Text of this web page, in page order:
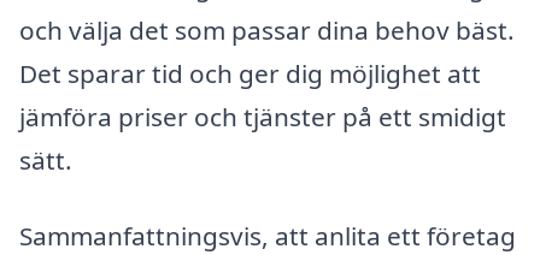
och välja det som passar dina behov bäst.
Det sparar tid och ger dig möjlighet att
jämföra priser och tjänster på ett smidigt
sätt.
Sammanfattningsvis, att anlita ett företag